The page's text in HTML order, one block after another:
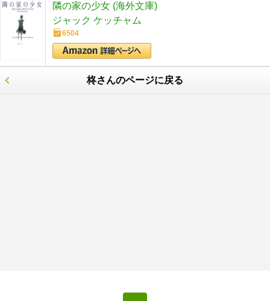
隣の家の少女 (海外文庫)
ジャック ケッチャム
6504
柊さんのページに戻る